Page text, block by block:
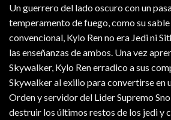
Un guerrero del lado oscuro con un
temperamento de fuego, como su
convencional, Kylo Ren no era Jedi ni
las enseñanzas de ambos. Una vez
Skywalker, Kylo Ren erradico a sus
Skywalker al exilio para convertirse en
Orden y servidor del Lider Supremo
destruir los últimos restos de los jedi y